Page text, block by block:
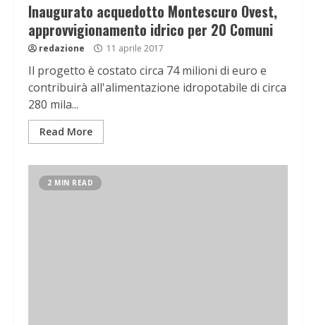
Inaugurato acquedotto Montescuro Ovest,
approvvigionamento idrico per 20 Comuni
redazione 11 aprile 2017
Il progetto è costato circa 74 milioni di euro e
contribuirà all'alimentazione idropotabile di circa
280 mila...
Read More
2 MIN READ